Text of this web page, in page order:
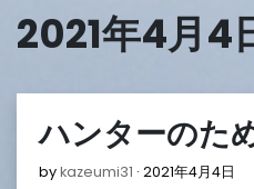
2021年4月4
ハンターのた
bykazeumi31 2021年4月4日